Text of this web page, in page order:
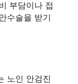
부담이나 접
수술을 받기
노인 안검진